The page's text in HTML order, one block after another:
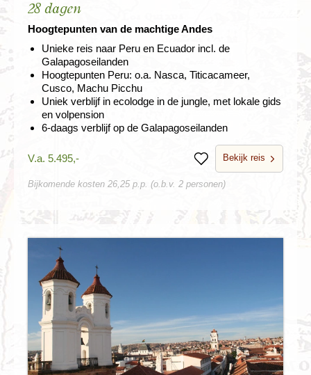
28 dagen
Hoogtepunten van de machtige Andes
Unieke reis naar Peru en Ecuador incl. de
Galapagoseilanden
Hoogtepunten Peru: o.a. Nasca, Titicacameer,
Cusco, Machu Picchu
Uniek verblijf in ecolodge in de jungle, met lokale gids
en volpension
6-daags verblijf op de Galapagoseilanden
V.a. 5.495,- BewarenBekijk reis
Bijkomende kosten 26,25 p.p. (o.b.v. 2 personen)